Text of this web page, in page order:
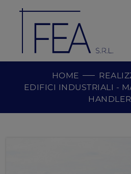
HOME
EDIFICI INDUSTRIALI -